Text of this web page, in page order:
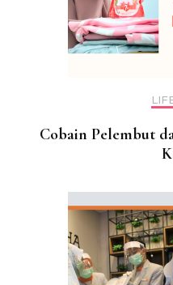
Cobain Pelembut